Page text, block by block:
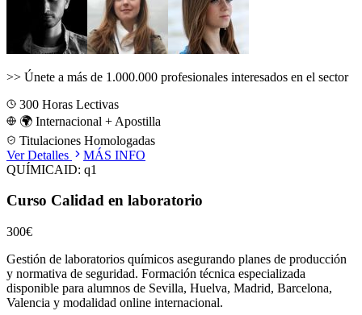
>> Únete a más de 1.000.000 profesionales interesados en el sector
300 Horas Lectivas
🌍 Internacional + Apostilla
Titulaciones Homologadas
Ver Detalles
MÁS INFO
QUÍMICAID: q1
Curso Calidad en laboratorio
300€
Gestión de laboratorios químicos asegurando planes de producción
y normativa de seguridad. Formación técnica especializada
disponible para alumnos de Sevilla, Huelva, Madrid, Barcelona,
Valencia y modalidad online internacional.